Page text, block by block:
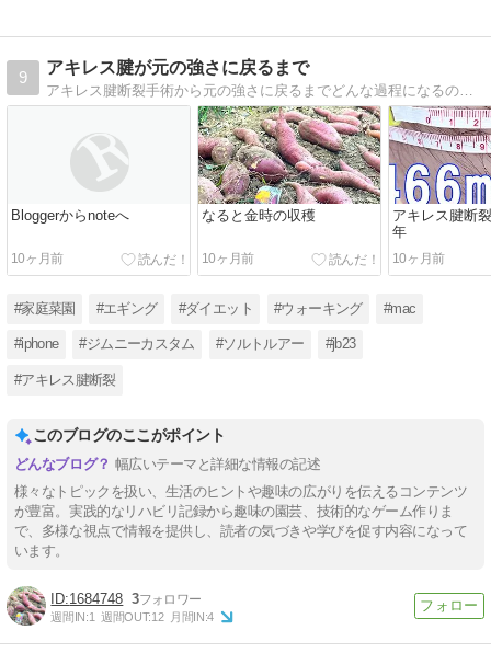
9
アキレス腱が元の強さに戻るまで
アキレス腱断裂手術から元の強さに戻るまでどんな過程になるのか、検証してみます。
Bloggerからnoteへ
10ヶ月前
なると金時の収穫
10ヶ月前
アキレス腱断
年
10ヶ月前
#家庭菜園 #エギング #ダイエット #ウォーキング #mac
#iphone #ジムニーカスタム #ソルトルアー #jb23
#アキレス腱断裂
このブログのここがポイント
幅広いテーマと詳細な情報の記述
様々なトピックを扱い、生活のヒントや趣味の広がりを伝えるコンテンツ
が豊富。実践的なリハビリ記録から趣味の園芸、技術的なゲーム作りま
で、多様な視点で情報を提供し、読者の気づきや学びを促す内容になって
います。
1684748 3
週間IN:1 週間OUT:12 月間IN:4